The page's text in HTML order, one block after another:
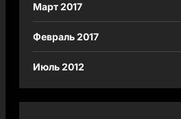
Март 2017
Февраль 2017
Июль 2012